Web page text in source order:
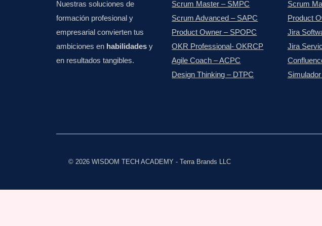
Nuestras soluciones de
formación profesional y
empresarial convierten tus
ambiciones en habilidades y
en resultados tangibles.
Scrum Master – SMPC
Scrum Advanced – SAPC
Product Owner – SPOPC
OKR Professional- OKRCP
Agile Coach – ACPC
Design Thinking – DTPC
Scrum
Product
Jira
Jira
© 2026 WISDOM TECH ACADEMY - Terra Brands LLC